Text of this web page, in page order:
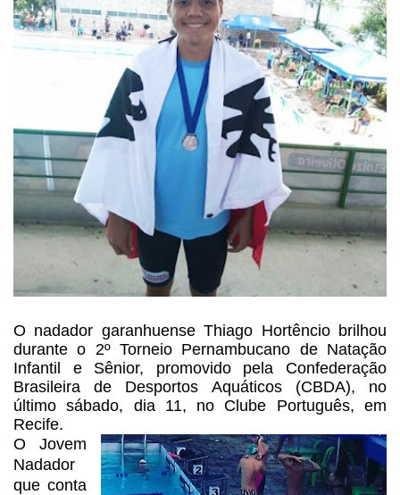
O nadador garanhuense Thiago Hortêncio brilhou
durante o 2º Torneio Pernambucano de Natação
Infantil eSênior, promovido pela Confederação
Brasileira de Desportos Aquáticos (CBDA), no
último sábado, dia 11, no Clube Português, em
Recife.
O Jovem
Nadador
que conta